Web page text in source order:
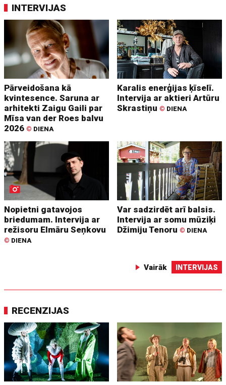
INTERVIJAS
Pārveidošana kā
kvintesence. Saruna ar
arhitekti Zaigu Gaili par
Mīsa van der Roes balvu
2026 © DIENA
Karalis enerģijas ķīselī.
Intervija ar aktieri Artūru
Skrastiņu © DIENA
Nopietni gatavojos
briedumam. Intervija ar
režisoru Elmāru Seņkovu
© DIENA
Var sadzirdēt arī balsis.
Intervija ar somu mūziķi
Džimiju Tenoru © DIENA
Vairāk INTERVIJAS
RECENZIJAS